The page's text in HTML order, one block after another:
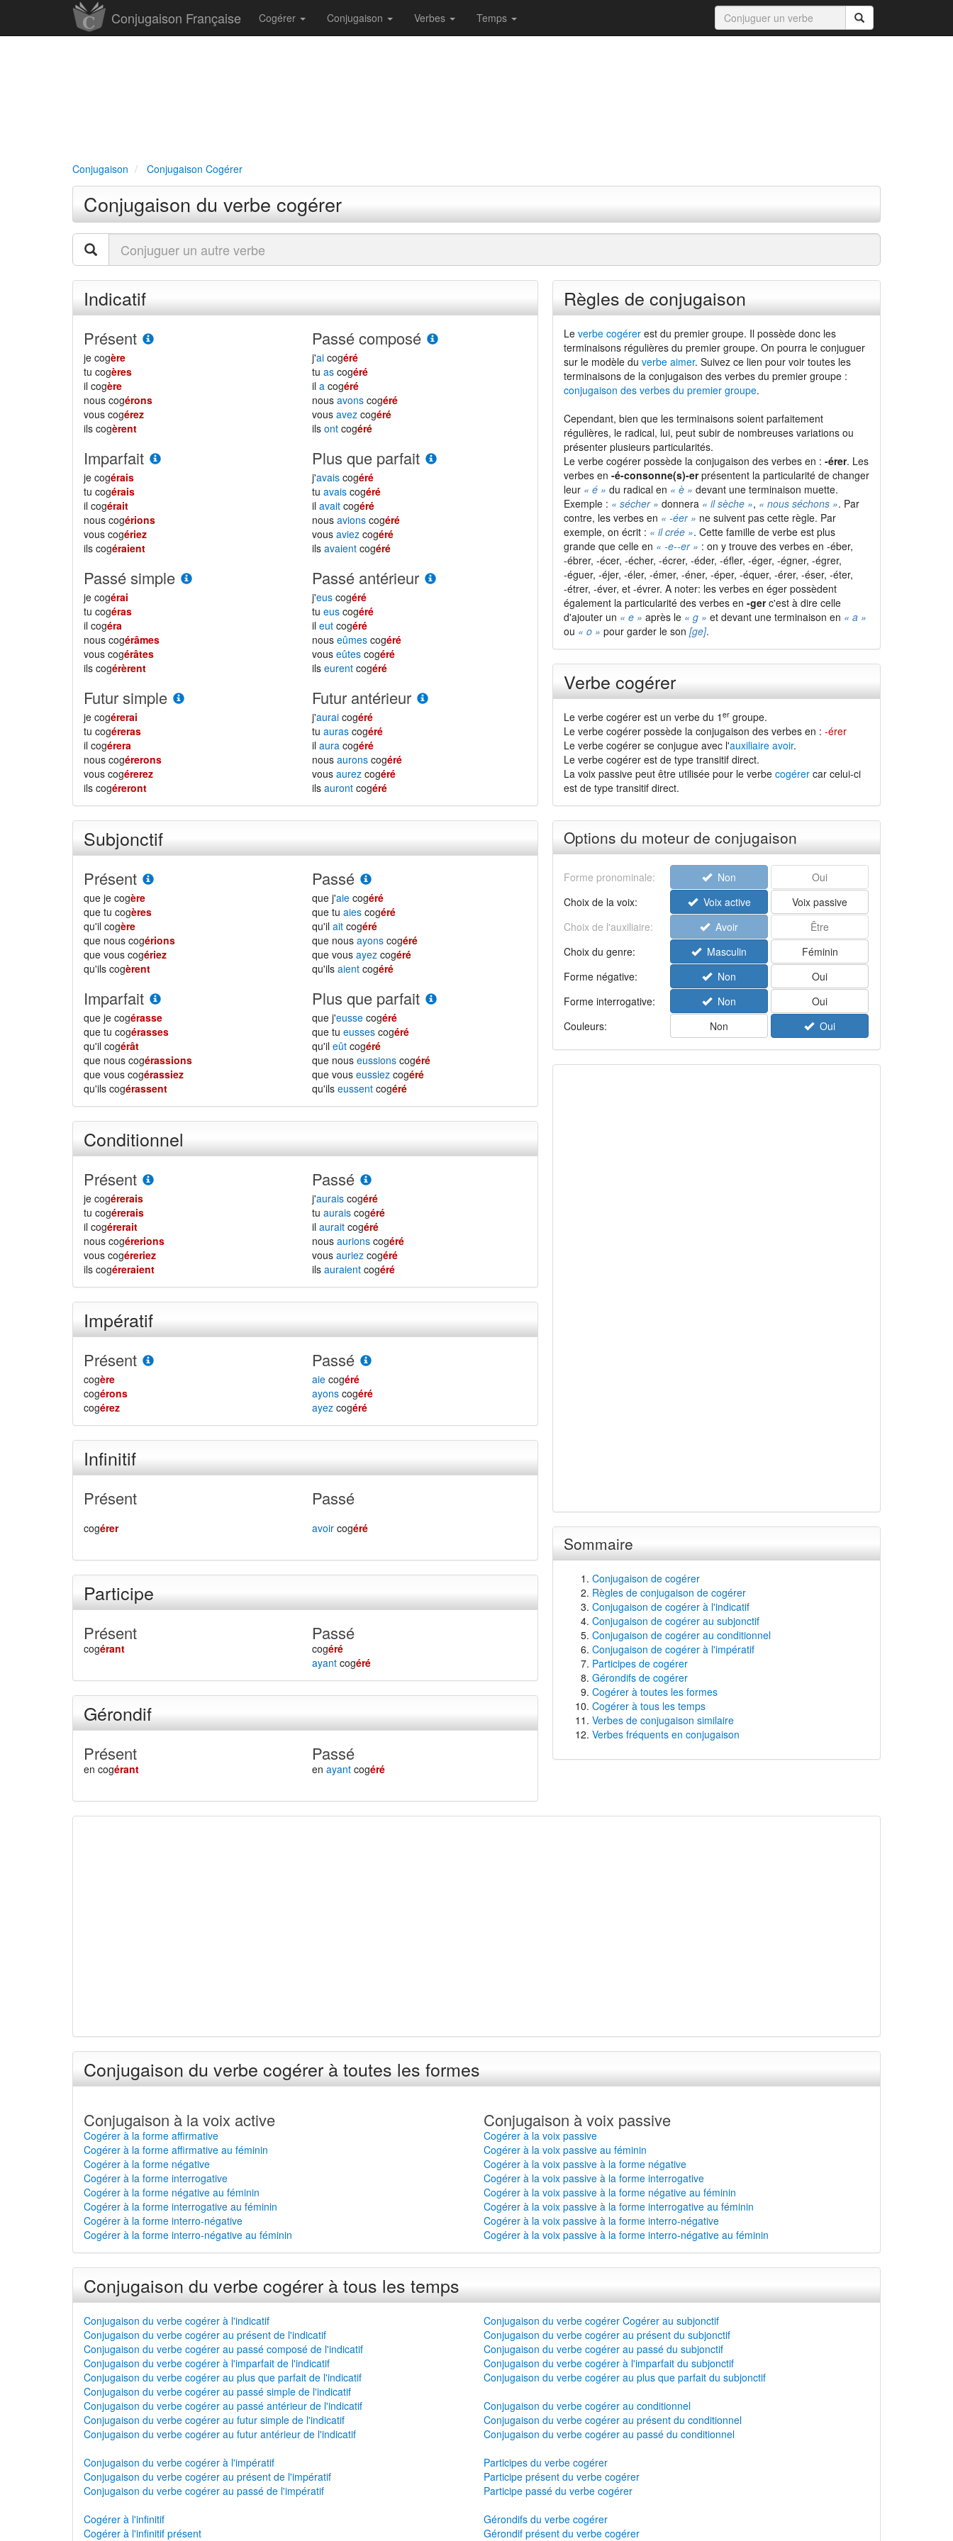
Conjugaison Française Cogérer Conjugaison Verbes Temps
Conjugaison Conjugaison Cogérer
Conjugaison du verbe cogérer
Indicatif
Présent
je cogère
tu cogères
il cogère
nous cogérons
vous cogérez
ils cogèrent
Passé composé
j'ai cogéré
tuas cogéré
ila cogéré
nousavons cogéré
vousavez cogéré
ilsont cogéré
Imparfait
je cogérais
tu cogérais
il cogérait
nous cogérions
vous cogériez
ils cogéraient
Plus que parfait
j'avais cogéré
tuavais cogéré
ilavait cogéré
nousavions cogéré
vousaviez cogéré
ilsavaient cogéré
Passé simple
je cogérai
tu cogéras
il cogéra
nous cogérâmes
vous cogérâtes
ils cogérèrent
Passé antérieur
j'eus cogéré
tueus cogéré
ileut cogéré
nouseûmes cogéré
vouseûtes cogéré
ilseurent cogéré
Futur simple
je cogérerai
tu cogéreras
il cogérera
nous cogérerons
vous cogérerez
ils cogéreront
Futur antérieur
j'aurai cogéré
tuauras cogéré
ilaura cogéré
nousaurons cogéré
vousaurez cogéré
ilsauront cogéré
Subjonctif
Présent
que je cogère
que tu cogères
qu'il cogère
que nous cogérions
que vous cogériez
qu'ils cogèrent
Passé
que j'aie cogéré
que tuaies cogéré
qu'ilait cogéré
que nousayons cogéré
que vousayez cogéré
qu'ilsaient cogéré
Imparfait
que je cogérasse
que tu cogérasses
qu'il cogérât
que nous cogérassions
que vous cogérassiez
qu'ils cogérassent
Plus que parfait
que j'eusse cogéré
que tueusses cogéré
qu'ileût cogéré
que nouseussions cogéré
que vouseussiez cogéré
qu'ilseussent cogéré
Conditionnel
Présent
je cogérerais
tu cogérerais
il cogérerait
nous cogérerions
vous cogéreriez
ils cogéreraient
Passé
j'aurais cogéré
tuaurais cogéré
ilaurait cogéré
nousaurions cogéré
vousauriez cogéré
ilsauraient cogéré
Impératif
Présent
cogère
cogérons
cogérez
Passé
aie cogéré
ayons cogéré
ayez cogéré
Infinitif
Présent
cogérer
Passé
avoir cogéré
Participe
Présent
cogérant
Passé
cogéré
ayant cogéré
Gérondif
Présent
en cogérant
Passé
enayant cogéré
Règles de conjugaison
Le verbe cogérerest du premier groupe. Il possède donc les
terminaisons régulières du premier groupe. On pourra le conjuguer
sur le modèle du verbe aimer. Suivez ce lien pour voir toutes les
terminaisons de la conjugaison des verbes du premier groupe :
conjugaison des verbes du premier groupe.
Cependant, bien que les terminaisons soient parfaitement
régulières, le radical, lui, peut subir de nombreuses variations ou
présenter plusieurs particularités.
Le verbe cogérer possède la conjugaison des verbes en : -érer. Les
verbes en -é-consonne(s)-erprésentent la particularité de changer
leur « é » du radical en « è » devant une terminaison muette.
Exemple : « sécher » donnera « il sèche », « nous séchons ». Par
contre, les verbes en « -éer » ne suivent pas cette règle. Par
exemple, on écrit : « il crée ». Cette famille de verbe est plus
grande que celle en « -e--er » : on y trouve des verbes en -éber,
-ébrer, -écer, -écher, -écrer, -éder, -éfler, -éger, -égner, -égrer,
-éguer, -éjer, -éler, -émer, -éner, -éper, -équer, -érer, -éser, -éter,
-étrer, -éver, et -évrer. A noter: les verbes en éger possèdent
également la particularité des verbes en -gerc'est à dire celle
d'ajouter un « e » après le « g » et devant une terminaison en « a »
ou « o » pour garder le son [ge].
Verbe cogérer
Le verbe cogérer est un verbe du 1 ergroupe.
Le verbe cogérer possède la conjugaison des verbes en : -érer
Le verbe cogérer se conjugue avec l'auxiliaire avoir.
Le verbe cogérer est de type transitif direct.
La voix passive peut être utilisée pour le verbe cogérercar celui-ci
est de type transitif direct.
Options du moteur de conjugaison
Forme pronominale: Non
Oui
Choix de la voix:
Voix active
Voix passive
Choix de l'auxiliaire:
Avoir
Être
Choix du genre:
Masculin
Féminin
Forme négative:
Non
Oui
Forme interrogative:
Non
Oui
Couleurs:
Non Oui
Sommaire
Conjugaison de cogérer
Règles de conjugaison de cogérer
Conjugaison de cogérer à l'indicatif
Conjugaison de cogérer au subjonctif
Conjugaison de cogérer au conditionnel
Conjugaison de cogérer à l'impératif
Participes de cogérer
Gérondifs de cogérer
Cogérer à toutes les formes
Cogérer à tous les temps
Verbes de conjugaison similaire
Verbes fréquents en conjugaison
Conjugaison du verbe cogérer à toutes les formes
Conjugaison à la voix active
Cogérer à la forme affirmative
Cogérer à la forme affirmative au féminin
Cogérer à la forme négative
Cogérer à la forme interrogative
Cogérer à la forme négative au féminin
Cogérer à la forme interrogative au féminin
Cogérer à la forme interro-négative
Cogérer à la forme interro-négative au féminin
Conjugaison à voix passive
Cogérer à la voix passive
Cogérer à la voix passive au féminin
Cogérer à la voix passive à la forme négative
Cogérer à la voix passive à la forme interrogative
Cogérer à la voix passive à la forme négative au féminin
Cogérer à la voix passive à la forme interrogative au féminin
Cogérer à la voix passive à la forme interro-négative
Cogérer à la voix passive à la forme interro-négative au féminin
Conjugaison du verbe cogérer à tous les temps
Conjugaison du verbe cogérer à l'indicatif
Conjugaison du verbe cogérer au présent de l'indicatif
Conjugaison du verbe cogérer au passé composé de l'indicatif
Conjugaison du verbe cogérer à l'imparfait de l'indicatif
Conjugaison du verbe cogérer au plus que parfait de l'indicatif
Conjugaison du verbe cogérer au passé simple de l'indicatif
Conjugaison du verbe cogérer au passé antérieur de l'indicatif
Conjugaison du verbe cogérer au futur simple de l'indicatif
Conjugaison du verbe cogérer au futur antérieur de l'indicatif
Conjugaison du verbe cogérer Cogérer au subjonctif
Conjugaison du verbe cogérer au présent du subjonctif
Conjugaison du verbe cogérer au passé du subjonctif
Conjugaison du verbe cogérer à l'imparfait du subjonctif
Conjugaison du verbe cogérer au plus que parfait du subjonctif
Conjugaison du verbe cogérer au conditionnel
Conjugaison du verbe cogérer au présent du conditionnel
Conjugaison du verbe cogérer au passé du conditionnel
Conjugaison du verbe cogérer à l'impératif
Conjugaison du verbe cogérer au présent de l'impératif
Conjugaison du verbe cogérer au passé de l'impératif
Cogérer à l'infinitif
Cogérer à l'infinitif présent
Participes du verbe cogérer
Participe présent du verbe cogérer
Participe passé du verbe cogérer
Gérondifs du verbe cogérer
Gérondif présent du verbe cogérer